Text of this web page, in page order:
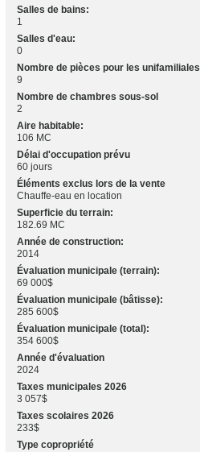
Salles de bains:
1
Salles d'eau:
0
Nombre de pièces pour les unifamiliales
9
Nombre de chambres sous-sol
2
Aire habitable:
106 MC
Délai d'occupation prévu
60 jours
Éléments exclus lors de la vente
Chauffe-eau en location
Superficie du terrain:
182.69 MC
Année de construction:
2014
Évaluation municipale (terrain):
69 000$
Évaluation municipale (bâtisse):
285 600$
Évaluation municipale (total):
354 600$
Année d'évaluation
2024
Taxes municipales 2026
3 057$
Taxes scolaires 2026
233$
Type copropriété